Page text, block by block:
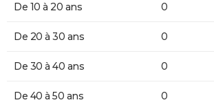
De 10 à 20 ans 0
De 20 à 30 ans 0
De 30 à 40 ans 0
De 40 à 50 ans 0